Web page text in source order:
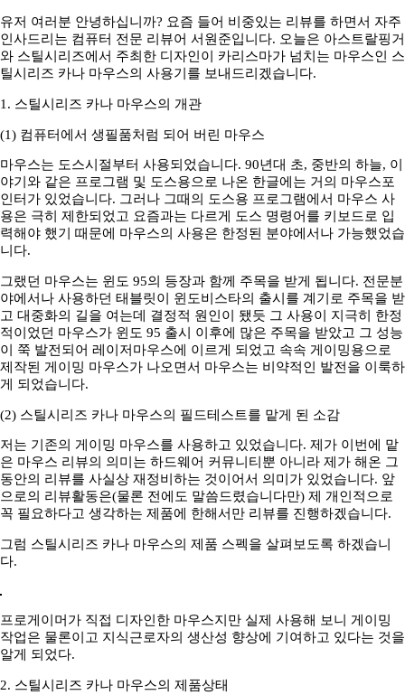
유저 여러분 안녕하십니까? 요즘 들어 비중있는 리뷰를 하면서 자주
인사드리는 컴퓨터 전문 리뷰어 서원준입니다. 오늘은 아스트랄핑거
와 스틸시리즈에서 주최한 디자인이 카리스마가 넘치는 마우스인 스
틸시리즈 카나 마우스의 사용기를 보내드리겠습니다.
1. 스틸시리즈 카나 마우스의 개관
(1) 컴퓨터에서 생필품처럼 되어 버린 마우스
마우스는 도스시절부터 사용되었습니다. 90년대 초, 중반의 하늘, 이
야기와 같은 프로그램 및 도스용으로 나온 한글에는 거의 마우스포
인터가 있었습니다. 그러나 그때의 도스용 프로그램에서 마우스 사
용은 극히 제한되었고 요즘과는 다르게 도스 명령어를 키보드로 입
력해야 했기 때문에 마우스의 사용은 한정된 분야에서나 가능했었습
니다.
그랬던 마우스는 윈도 95의 등장과 함께 주목을 받게 됩니다. 전문분
야에서나 사용하던 태블릿이 윈도비스타의 출시를 계기로 주목을 받
고 대중화의 길을 여는데 결정적 원인이 됐듯 그 사용이 지극히 한정
적이었던 마우스가 윈도 95 출시 이후에 많은 주목을 받았고 그 성능
이 쭉 발전되어 레이저마우스에 이르게 되었고 속속 게이밍용으로
제작된 게이밍 마우스가 나오면서 마우스는 비약적인 발전을 이룩하
게 되었습니다.
(2) 스틸시리즈 카나 마우스의 필드테스트를 맡게 된 소감
저는 기존의 게이밍 마우스를 사용하고 있었습니다. 제가 이번에 맡
은 마우스 리뷰의 의미는 하드웨어 커뮤니티뿐 아니라 제가 해온 그
동안의 리뷰를 사실상 재정비하는 것이어서 의미가 있었습니다. 앞
으로의 리뷰활동은(물론 전에도 말씀드렸습니다만) 제 개인적으로
꼭 필요하다고 생각하는 제품에 한해서만 리뷰를 진행하겠습니다.
그럼 스틸시리즈 카나 마우스의 제품 스펙을 살펴보도록 하겠습니
다.
프로게이머가 직접 디자인한 마우스지만 실제 사용해 보니 게이밍
작업은 물론이고 지식근로자의 생산성 향상에 기여하고 있다는 것을
알게 되었다.
2. 스틸시리즈 카나 마우스의 제품상태